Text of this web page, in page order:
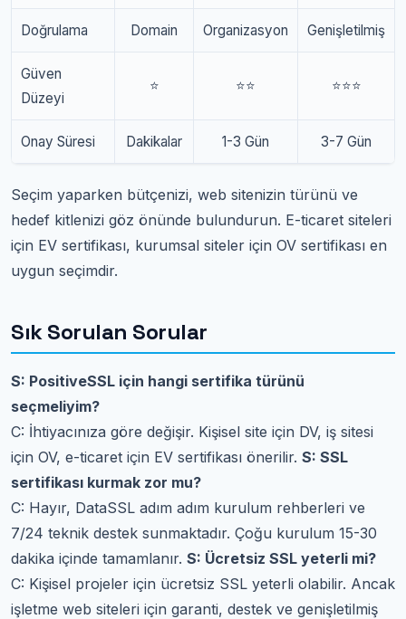
Doğrulama Domain Organizasyon Genişletilmiş
Güven
Düzeyi
⭐ ⭐⭐ ⭐⭐⭐
Onay Süresi Dakikalar 1-3 Gün 3-7 Gün
Seçim yaparken bütçenizi, web sitenizin türünü ve
hedef kitlenizi göz önünde bulundurun. E-ticaret siteleri
için EV sertifikası, kurumsal siteler için OV sertifikası en
uygun seçimdir.
Sık Sorulan Sorular
S: PositiveSSL için hangi sertifika türünü
seçmeliyim?
C: İhtiyacınıza göre değişir. Kişisel site için DV, iş sitesi
için OV, e-ticaret için EV sertifikası önerilir. S: SSL
sertifikası kurmak zor mu?
C: Hayır, DataSSL adım adım kurulum rehberleri ve
7/24 teknik destek sunmaktadır. Çoğu kurulum 15-30
dakika içinde tamamlanır. S: Ücretsiz SSL yeterli mi?
C: Kişisel projeler için ücretsiz SSL yeterli olabilir. Ancak
işletme web siteleri için garanti, destek ve genişletilmiş